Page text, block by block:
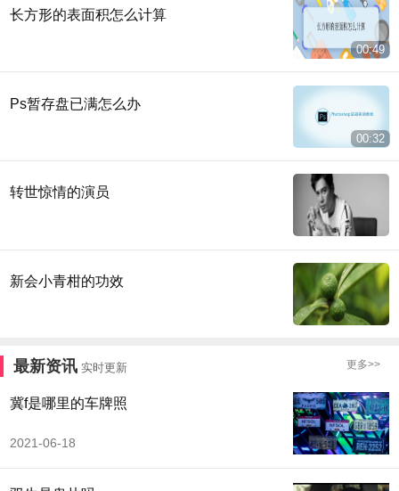
长方形的表面积怎么计算
00:49
Ps暂存盘已满怎么办
00:32
转世惊情的演员
新会小青柑的功效
最新资讯 实时更新 更多>>
冀f是哪里的车牌照
2021-06-18